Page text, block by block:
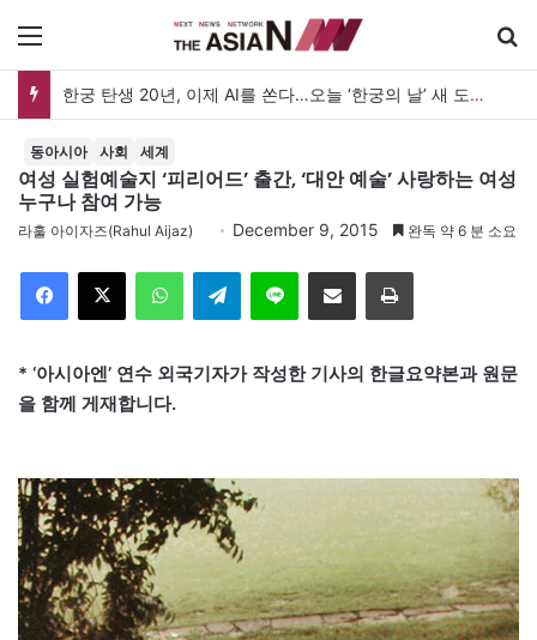
한궁 탄생 20년, 이제 AI를 쏜다…오늘 ‘한궁의 날’ 새 도약 선언
동아시아 사회 세계
여성 실험예술지 ‘피리어드’ 출간, ‘대안 예술’ 사랑하는 여성
누구나 참여 가능
라훌 아이자즈(Rahul Aijaz) December 9, 2015 완독 약 6 분 소요
Telegram 이메일
* ‘아시아엔’ 연수 외국기자가 작성한 기사의 한글요약본과 원문
을 함께 게재합니다.